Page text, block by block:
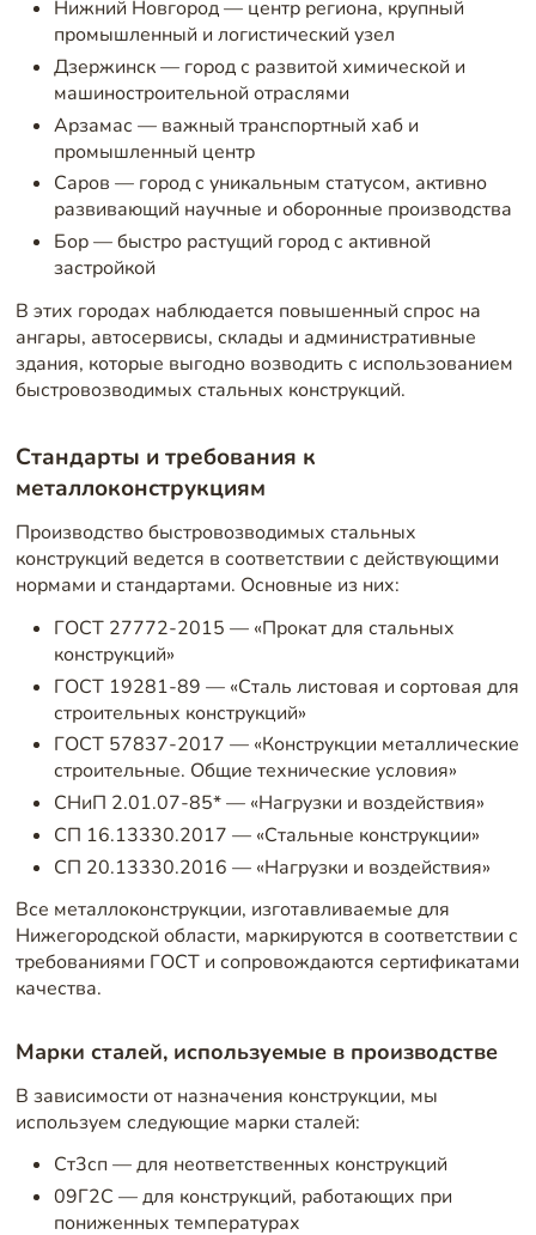
Нижний Новгород — центр региона, крупный
промышленный и логистический узел
Дзержинск — город с развитой химической и
машиностроительной отраслями
Арзамас — важный транспортный хаб и
промышленный центр
Саров — город с уникальным статусом, активно
развивающий научные и оборонные производства
Бор — быстро растущий город с активной
застройкой
В этих городах наблюдается повышенный спрос на
ангары, автосервисы, склады и административные
здания, которые выгодно возводить с использованием
быстровозводимых стальных конструкций.
Стандарты и требования к
металлоконструкциям
Производство быстровозводимых стальных
конструкций ведется в соответствии с действующими
нормами и стандартами. Основные из них:
ГОСТ 27772-2015 — «Прокат для стальных
конструкций»
ГОСТ 19281-89 — «Сталь листовая и сортовая для
строительных конструкций»
ГОСТ 57837-2017 — «Конструкции металлические
строительные. Общие технические условия»
СНиП 2.01.07-85* — «Нагрузки и воздействия»
СП 16.13330.2017 — «Стальные конструкции»
СП 20.13330.2016 — «Нагрузки и воздействия»
Все металлоконструкции, изготавливаемые для
Нижегородской области, маркируются в соответствии с
требованиями ГОСТ и сопровождаются сертификатами
качества.
Марки сталей, используемые в производстве
В зависимости от назначения конструкции, мы
используем следующие марки сталей:
Ст3сп — для неответственных конструкций
09Г2С — для конструкций, работающих при
пониженных температурах